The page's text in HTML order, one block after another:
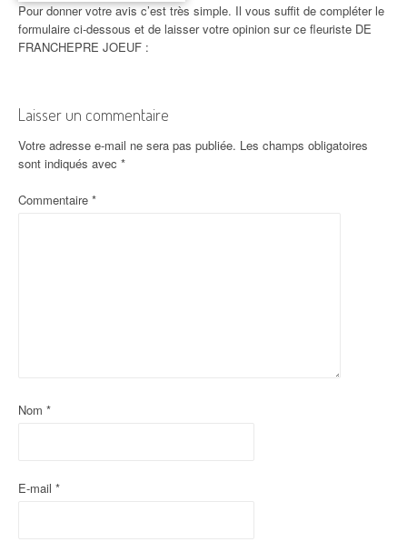
Pour donner votre avis c’est très simple. Il vous suffit de compléter le
formulaire ci-dessous et de laisser votre opinion sur ce fleuriste DE
FRANCHEPRE JOEUF :
Laisser un commentaire
Votre adresse e-mail ne sera pas publiée. Les champs obligatoires
sont indiqués avec *
Commentaire *
Nom *
E-mail *